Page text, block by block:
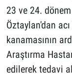
23 ve 24.
Öztaylan'dan
kanamasının
Araştırma
edilerek tedavi